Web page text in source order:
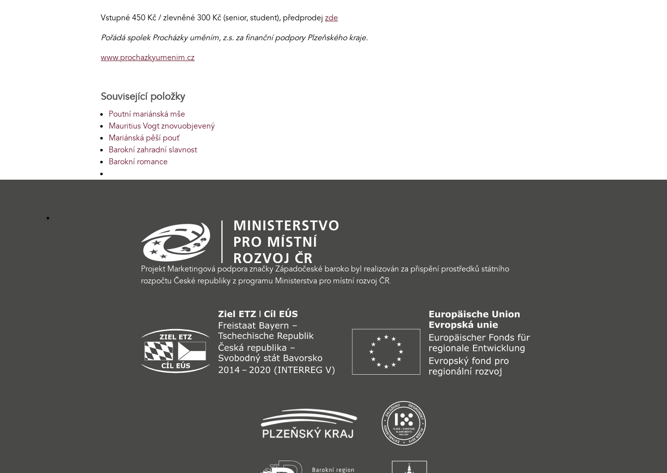
Vstupné 450 Kč / zlevněné 300 Kč (senior, student), předprodej zde
Pořádá spolek Procházky uměním, z.s. za finanční podpory Plzeňského kraje.
www.prochazkyumenim.cz
Související položky
Poutní mariánská mše
Mauritius Vogt znovuobjevený
Mariánská pěší pouť
Barokní zahradní slavnost
Barokní romance
Projekt Marketingová podpora značky Západočeské baroko byl realizován za přispění prostředků státního
rozpočtu České republiky z programu Ministerstva pro místní rozvoj ČR.